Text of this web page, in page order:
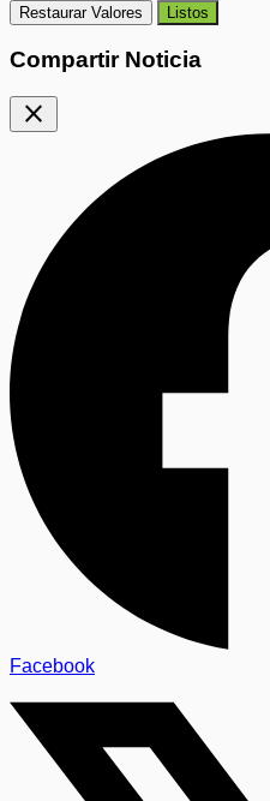
Restaurar Valores Listos
Compartir Noticia
close
Facebook